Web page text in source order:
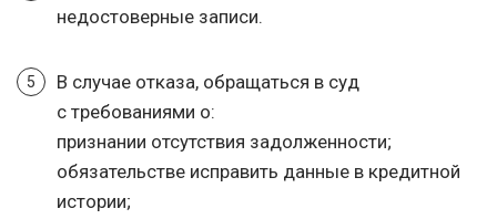
недостоверные записи.
В случае отказа, обращаться в суд
с требованиями о:
признании отсутствия задолженности;
обязательстве исправить данные в кредитной
истории;